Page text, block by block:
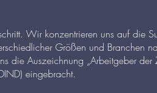
Wir konzentrieren uns auf die
Größen und Branchen
die Auszeichnung „Arbeitgeber der
eingebracht.